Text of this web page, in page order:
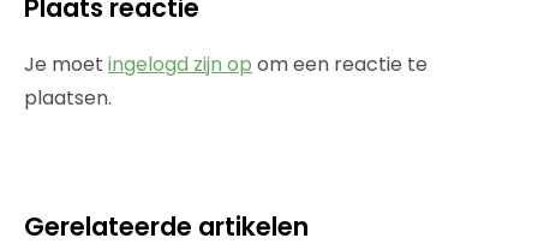
Plaats reactie
Je moet ingelogd zijn op om een reactie te
plaatsen.
Gerelateerde artikelen